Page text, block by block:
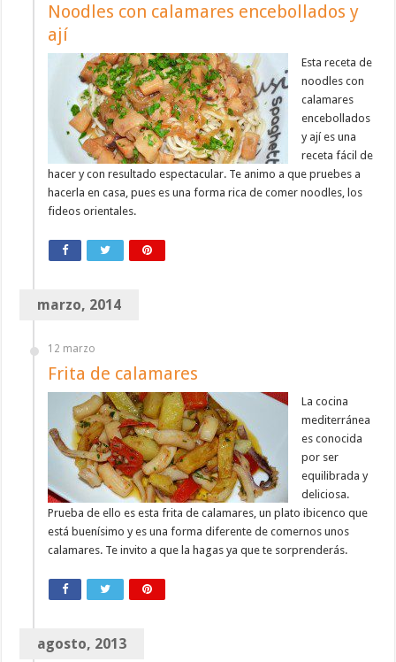
Noodles con calamares encebollados y
ají
Esta receta de
noodles con
calamares
encebollados
y ají es una
receta fácil de
hacer y con resultado espectacular. Te animo a que pruebes a
hacerla en casa, pues es una forma rica de comer noodles, los
fideos orientales.
marzo, 2014
12 marzo
Frita de calamares
La cocina
mediterránea
es conocida
por ser
equilibrada y
deliciosa.
Prueba de ello es esta frita de calamares, un plato ibicenco que
está buenísimo y es una forma diferente de comernos unos
calamares. Te invito a que la hagas ya que te sorprenderás.
agosto, 2013